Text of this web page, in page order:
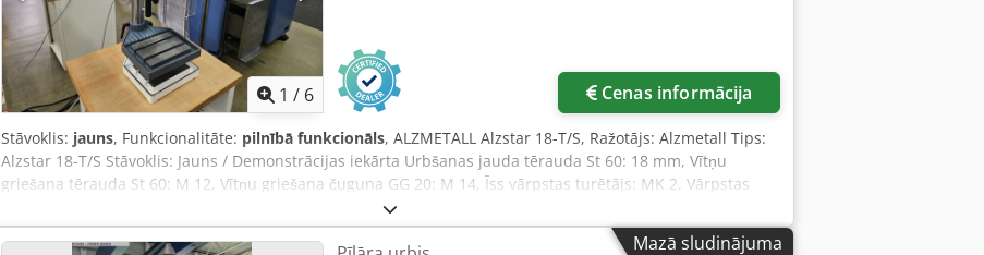
1 / 6 Cenas informācija
Stāvoklis: jauns, Funkcionalitāte: pilnībā funkcionāls, ALZMETALL Alzstar 18-T/S, Ražotājs: Alzmetall Tips:
Alzstar 18-T/S Stāvoklis: Jauns / Demonstrācijas iekārta Urbšanas jauda tērauda St 60: 18 mm, Vītņu
griešana tērauda St 60: M 12, Vītņu griešana čuguna GG 20: M 14, Īss vārpstas turētājs: MK 2, Vārpstas
apgriezienu skaits: 225-4300 apgr./min., Vārpstas gājiens: 80 mm, Izvirde: 190 mm, Statņa diametrs: 65
mm, Mašīnas darba virsma – izmantojamā platība: 300x240 mm, T-veida rievu skaits – platums – attālums:
Mazā sludinājuma